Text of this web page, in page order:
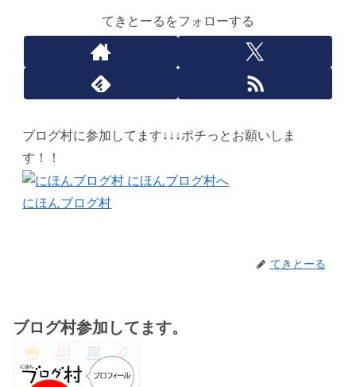
てきとーるをフォローする
ブログ村に参加してます↓↓↓ポチっとお願いしま
す！！
にほんブログ村
てきとーる
ブログ村参加してます。